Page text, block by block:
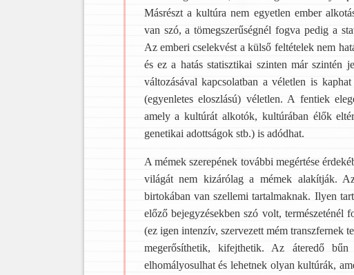
Másrészt a kultúra nem egyetlen ember
van szó, a tömegszerűségnél fogva pedig a
Az emberi cselekvést a külső feltételek nem
és ez a hatás statisztikai szinten már szintén
változásával kapcsolatban a véletlen is
(egyenletes eloszlású) véletlen. A fentiek
amely a kultúrát alkotók, kultúrában élők
genetikai adottságok stb.) is adódhat.
A mémek szerepének további megértése
világát nem kizárólag a mémek alakítják.
birtokában van szellemi tartalmaknak. Ilyen
előző bejegyzésekben szó volt, természeténél
(ez igen intenzív, szervezett mém transzfernek
megerősíthetik, kifejthetik. Az áteredő
elhomályosulhat és lehetnek olyan kultúrák,